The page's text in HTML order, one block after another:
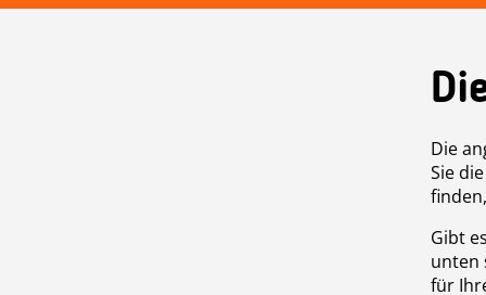
Die
Sie
Gibt
unten
für